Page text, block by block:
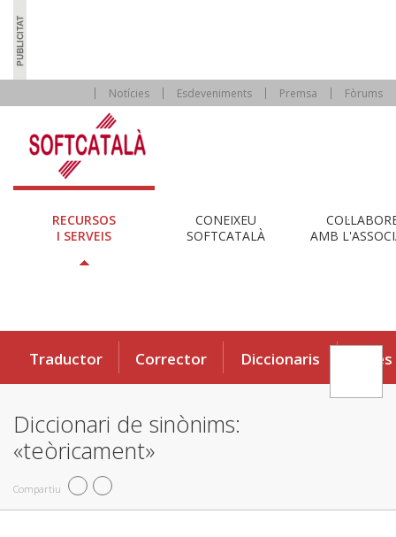
Notícies Esdeveniments Premsa Fòrums
RECURSOS
I SERVEIS
CONEIXEU
SOFTCATALÀ
AMB
Traductor Corrector Diccionaris Eines
Diccionari de sinònims:
«teòricament»
Compartiu